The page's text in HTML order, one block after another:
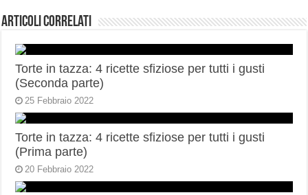
Articoli correlati
Torte in tazza: 4 ricette sfiziose per tutti i gusti
(Seconda parte)
25 Febbraio 2022
Torte in tazza: 4 ricette sfiziose per tutti i gusti
(Prima parte)
20 Febbraio 2022